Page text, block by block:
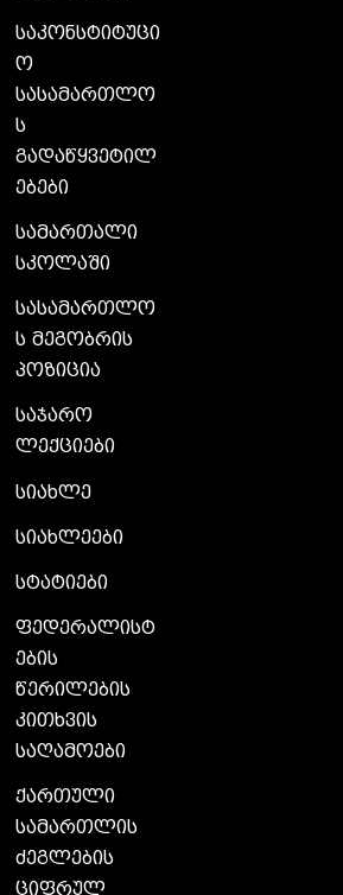
საკონსტიტუცი
ო
სასამართლო
ს
გადაწყვეტილ
ებები
სამართალი
სკოლაში
სასამართლო
ს მეგობრის
პოზიცია
საჯარო
ლექციები
სიახლე
სიახლეები
სტატიები
ფედერალისტ
ების
წერილების
კითხვის
საღამოები
ქართული
სამართლის
ძეგლების
ციფრულ